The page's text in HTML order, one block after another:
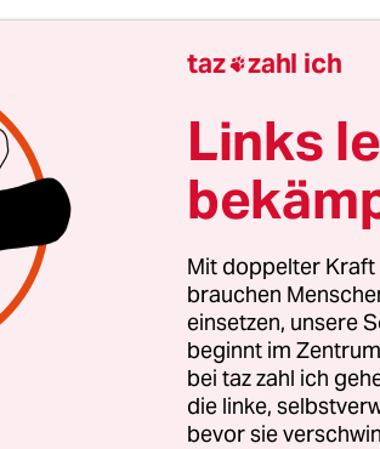
Frankreich statt in Italien
Flüchtlinge in Zukunft von Bord
in Rom geht
. Sie
für NGO-Schiffe unter fremder
Land angesichts des hohen
und Migranten „untragbar“ sei.
Montag und Mittwoch seien
den Häfen Süditaliens und
vor, bis Ende Juni
die von Libyen aus in See
taz zahl ich
Links
Mit doppelter Kraft
brauchen
einsetzen, unsere
beginnt im
bei taz zahl ich
die linke,
bevor sie